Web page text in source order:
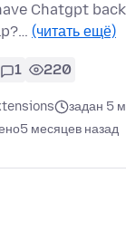
Chatgpt
(читать ещё)
1 220
задан 5
5 месяцев назад